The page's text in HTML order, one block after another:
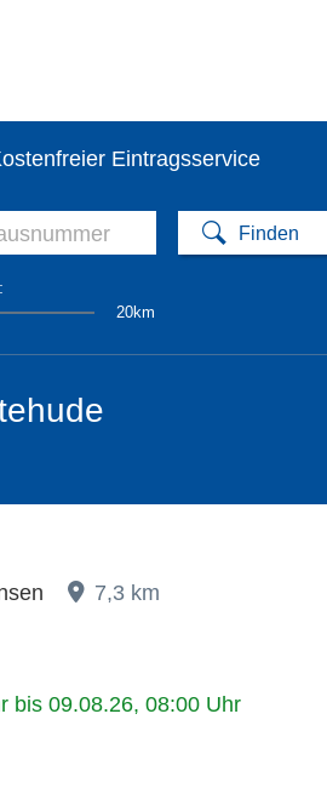
Eintragsservice
20km
7,3 km
bis 09.08.26, 08:00 Uhr